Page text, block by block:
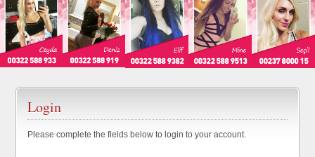
Login
Please complete the fields below to login to your account.